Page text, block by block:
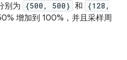
别为 {500, 500} 和
{128,
增加到 100%，并且采样周